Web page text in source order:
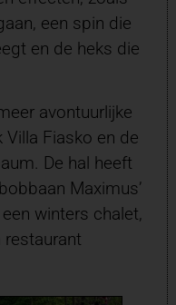
een spin die
en de heks die
avontuurlijke
Fiasko en de
De hal heeft
Maximus’
winters chalet,
restaurant